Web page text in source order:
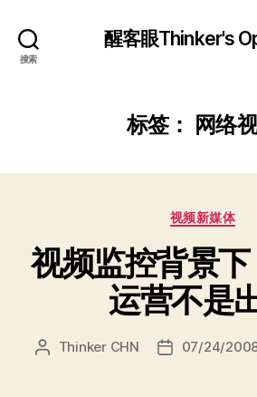
搜索
醒客眼Thinker's
标签： 网络
分
视频新媒体
视频监控背景
运营不是
文 Thinker CHN
发 07/24/